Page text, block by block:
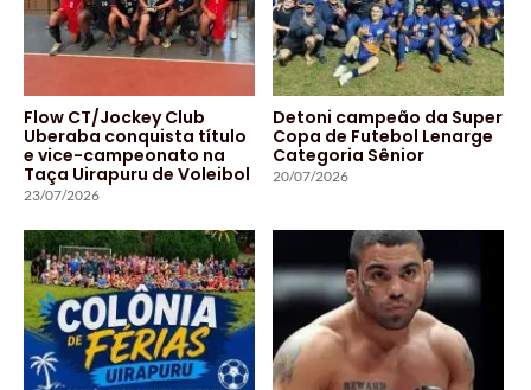
Flow CT/Jockey Club
Uberaba conquista título
e vice-campeonato na
Taça Uirapuru de Voleibol
23/07/2026
Detoni campeão da Super
Copa de Futebol Lenarge
Categoria Sênior
20/07/2026